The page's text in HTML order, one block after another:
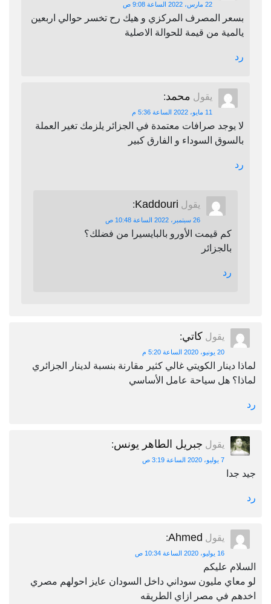
22 مارس، 2022 الساعة 9:08 ص
بسعر المصرف المركزي و هيك رح تخسر حوالي اربعين
يالمية من قيمة للحوالة الاصلية
رد
يقول محمد:
11 مايو، 2022 الساعة 5:36 م
لا يوجد صرافات معتمدة في الجزائر يلزمك تغير العملة
بالسوق السوداء و الفارق كبير
رد
يقول Kaddouri
:
26 سبتمبر، 2022 الساعة 10:48 ص
كم قيمت الأورو بالبايسيرا من فضلك؟
بالجزائر
رد
يقول كاتي:
20 يونيو، 2020 الساعة 5:20 م
لماذا دينار الكويتي غالي كثير مقارنة بنسبة لدينار الجزائري
لماذا؟ هل سياحة عامل الأساسي
رد
يقول جبريل الطاهر يونس:
7 يوليو، 2020 الساعة 3:19 ص
جيد جدا
رد
يقول Ahmed
:
16 يوليو، 2020 الساعة 10:34 ص
السلام عليكم
لو معاي مليون سوداني داخل السودان عايز احولهم مصري
اخدهم في مصر ازاي الطريقه